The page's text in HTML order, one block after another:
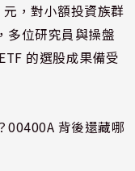
，對小額投資族群
多位研究員與操盤
的選股成果備受
00400A 背後還藏哪